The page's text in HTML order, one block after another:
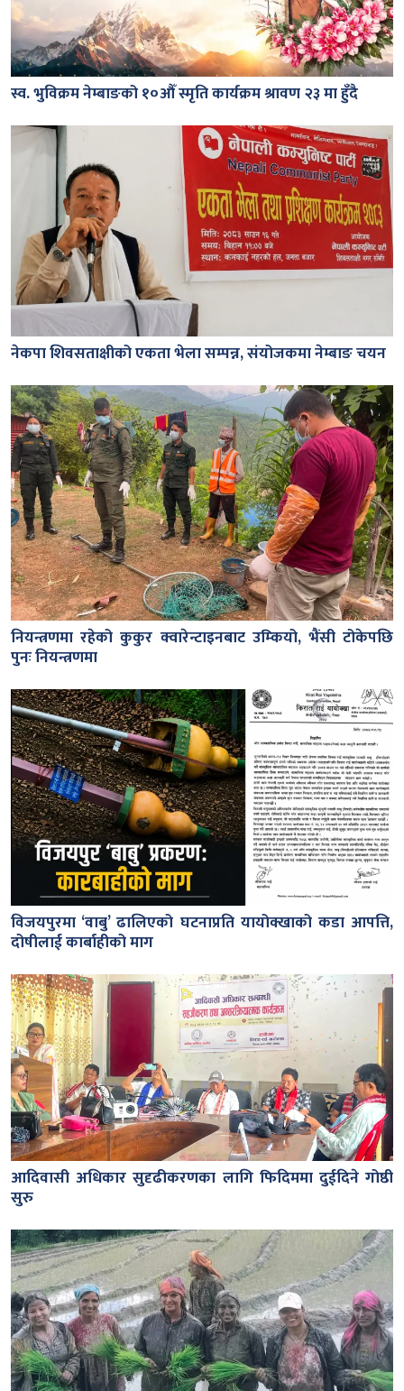
स्व. भुविक्रम नेम्बाङको १०औँ स्मृति कार्यक्रम श्रावण २३ मा हुँदै
नेकपा शिवसताक्षीको एकता भेला सम्पन्न, संयोजकमा नेम्बाङ चयन
नियन्त्रणमा रहेको कुकुर क्वारेन्टाइनबाट उम्कियो, भैंसी टोकेपछि
पुनः नियन्त्रणमा
विजयपुरमा ‘वाबु’ ढालिएको घटनाप्रति यायोक्खाको कडा आपत्ति,
दोषीलाई कार्बाहीको माग
आदिवासी अधिकार सुदृढीकरणका लागि फिदिममा दुईदिने गोष्ठी
सुरु